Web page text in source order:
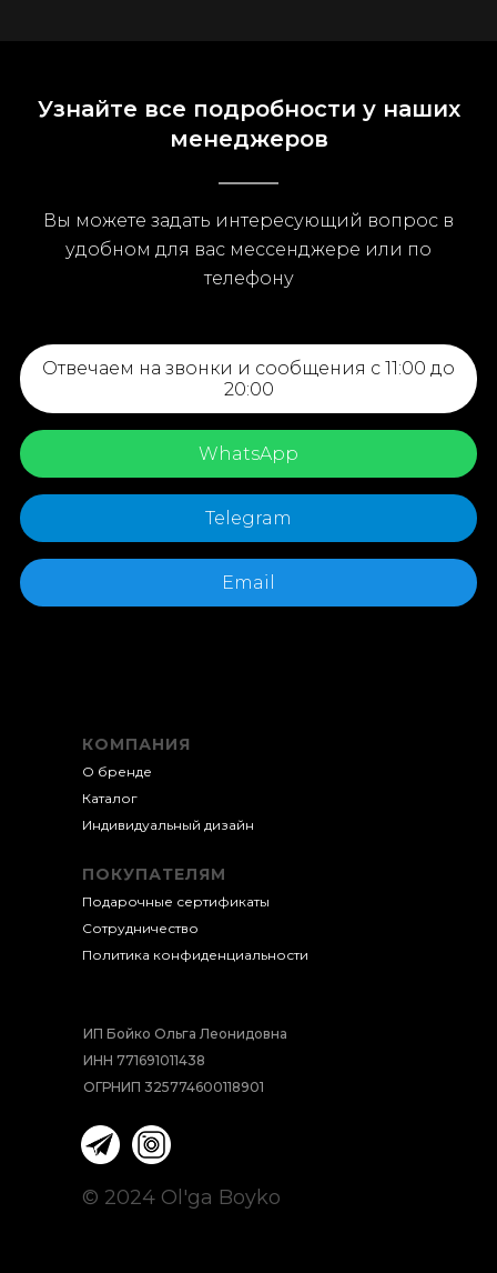
Узнайте все подробности у наших
менеджеров
Вы можете задать интересующий вопрос в
удобном для вас мессенджере или по
телефону
Отвечаем на звонки и сообщения с 11:00 до
20:00
WhatsApp
Telegram
Email
КОМПАНИЯ
О бренде
Каталог
Индивидуальный дизайн
ИП Бойко Ольга Леонидовна
ИНН 771691011438
ОГРНИП 325774600118901
ПОКУПАТЕЛЯМ
Подарочные сертификаты
Сотрудничество
Политика конфиденциальности
© 2024 Ol'ga Boyko